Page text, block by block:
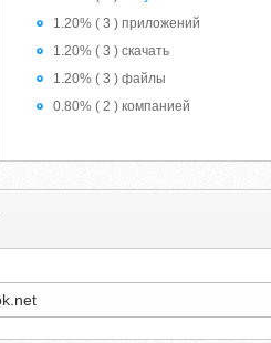
1.20% ( 3 ) приложений
1.20% ( 3 ) скачать
1.20% ( 3 ) файлы
0.80% ( 2 ) компанией